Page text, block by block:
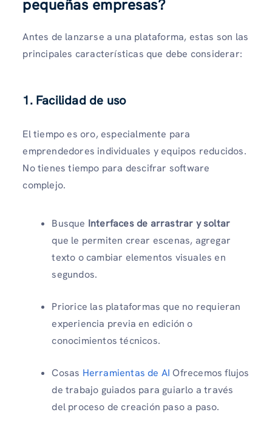
pequeñas empresas?
Antes de lanzarse a una plataforma, estas son las
principales características que debe considerar:
1. Facilidad de uso
El tiempo es oro, especialmente para
emprendedores individuales y equipos reducidos.
No tienes tiempo para descifrar software
complejo.
Busque Interfaces de arrastrar y soltar
que le permiten crear escenas, agregar
texto o cambiar elementos visuales en
segundos.
Priorice las plataformas que no requieran
experiencia previa en edición o
conocimientos técnicos.
Cosas Herramientas de AI Ofrecemos flujos
de trabajo guiados para guiarlo a través
del proceso de creación paso a paso.